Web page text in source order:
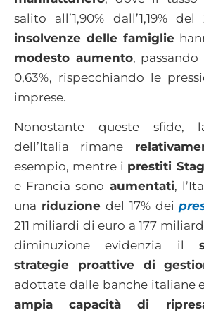
salito all’1,90% dall’1,19%
insolvenze delle famiglie
modesto aumento, passando
0,63%, rispecchiando le
imprese.
Nonostante queste sfide,
dell’Italia rimane
esempio, mentre i prestiti
e Francia sono aumentati,
una riduzionedel 17% dei
211 miliardi di euro a 177
diminuzione evidenzia il
strategie proattive di
adottate dalle banche italiane
ampia capacità di